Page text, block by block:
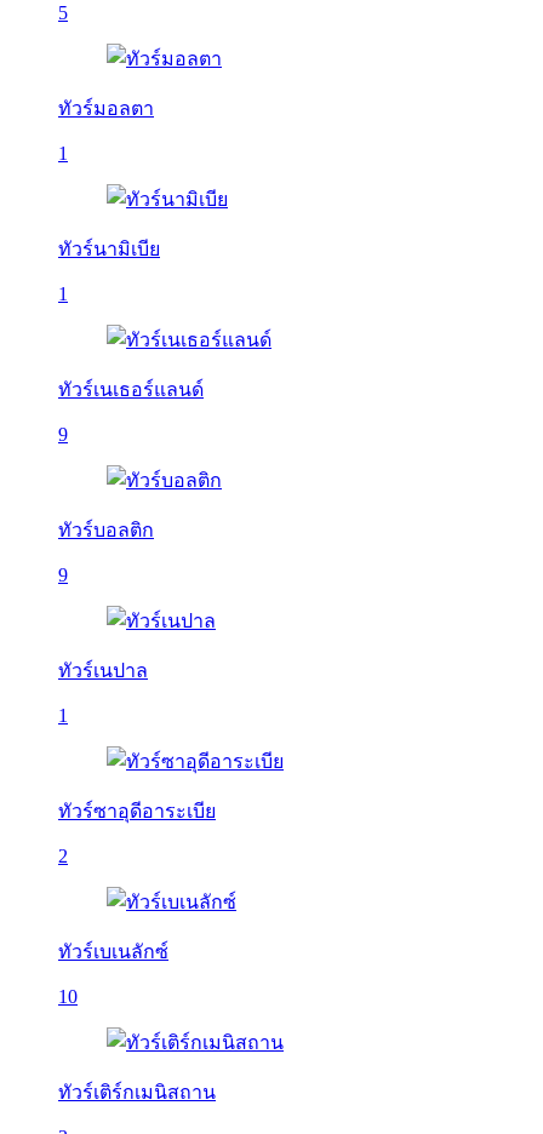
5
ทัวร์มอลตา
1
ทัวร์นามิเบีย
1
ทัวร์เนเธอร์แลนด์
9
ทัวร์บอลติก
9
ทัวร์เนปาล
1
ทัวร์ซาอุดีอาระเบีย
2
ทัวร์เบเนลักซ์
10
ทัวร์เติร์กเมนิสถาน